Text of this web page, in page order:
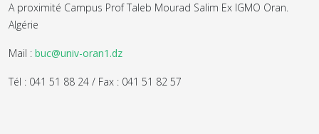
A proximité Campus Prof Taleb Mourad Salim Ex IGMO Oran.
Algérie
Mail : buc@univ-oran1.dz
Tél : 041 51 88 24 / Fax : 041 51 82 57